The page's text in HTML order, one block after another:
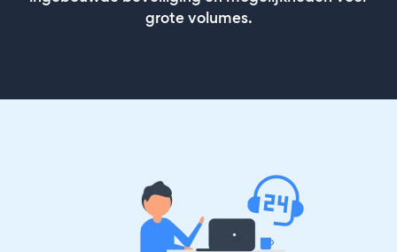
grote volumes.